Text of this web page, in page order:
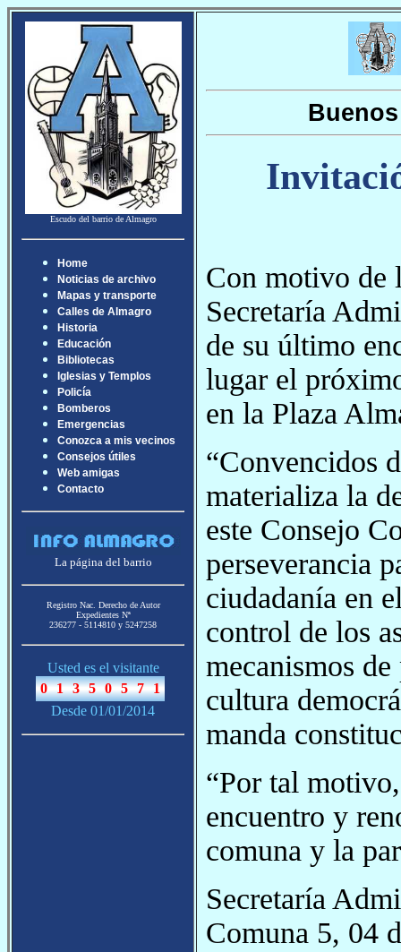
Escudo del barrio de Almagro
Home
Noticias de archivo
Mapas y transporte
Calles de Almagro
Historia
Educación
Bibliotecas
Iglesias y Templos
Policía
Bomberos
Emergencias
Conozca a mis vecinos
Consejos útiles
Web amigas
Contacto
La página del barrio
Registro Nac. Derecho de Autor
Expedientes Nª
236277 - 5114810 y 5247258
Usted es el visitante
Desde 01/01/2014
Con motivo de
Secretaría
de su último
lugar el
en la Plaza
“Convencidos
materializa la
este Consejo
perseverancia
ciudadanía en
control de los
mecanismos
cultura
manda
“Por tal
encuentro y
comuna y la
Secretaría
Comuna 5, 04